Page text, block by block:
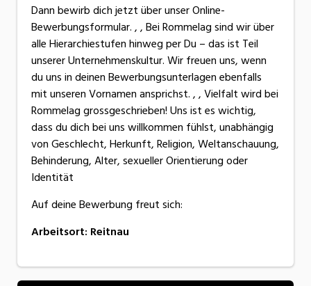
Dann bewirb dich jetzt über unser Online-
Bewerbungsformular. , , Bei Rommelag sind wir über
alle Hierarchiestufen hinweg per Du – das ist Teil
unserer Unternehmenskultur. Wir freuen uns, wenn
du uns in deinen Bewerbungsunterlagen ebenfalls
mit unseren Vornamen ansprichst. , , Vielfalt wird bei
Rommelag grossgeschrieben! Uns ist es wichtig,
dass du dich bei uns willkommen fühlst, unabhängig
von Geschlecht, Herkunft, Religion, Weltanschauung,
Behinderung, Alter, sexueller Orientierung oder
Identität
Auf deine Bewerbung freut sich:
Arbeitsort: Reitnau